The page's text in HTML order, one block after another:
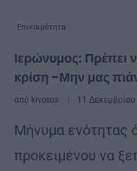
Επικαιρότητα
Ιερώνυμος: Πρέπει
κρίση -Μην μας
από kivotos 11
Μήνυμα ενότητας
προκειμένου να